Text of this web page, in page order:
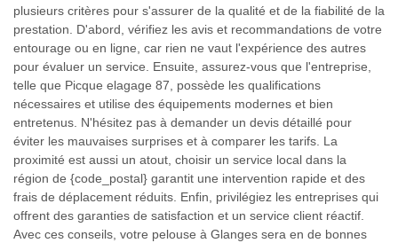
plusieurs critères pour s'assurer de la qualité et de la fiabilité de la
prestation. D'abord, vérifiez les avis et recommandations de votre
entourage ou en ligne, car rien ne vaut l'expérience des autres
pour évaluer un service. Ensuite, assurez-vous que l'entreprise,
telle que Picque elagage 87, possède les qualifications
nécessaires et utilise des équipements modernes et bien
entretenus. N'hésitez pas à demander un devis détaillé pour
éviter les mauvaises surprises et à comparer les tarifs. La
proximité est aussi un atout, choisir un service local dans la
région de {code_postal} garantit une intervention rapide et des
frais de déplacement réduits. Enfin, privilégiez les entreprises qui
offrent des garanties de satisfaction et un service client réactif.
Avec ces conseils, votre pelouse à Glanges sera en de bonnes